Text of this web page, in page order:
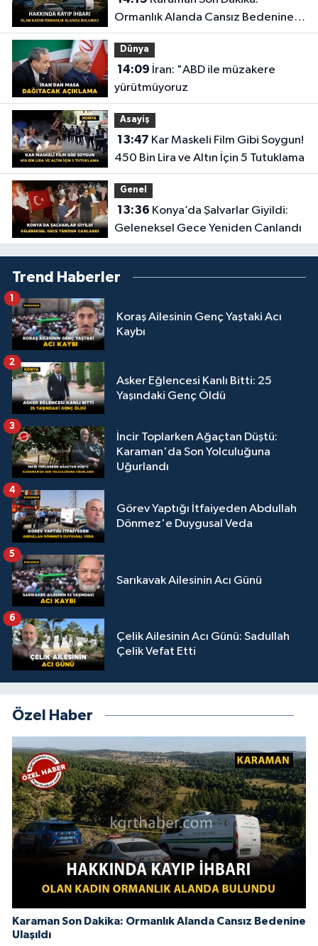
Ormanlık Alanda Cansız Bedenine
Ulaşıldı
Dünya
14:09
yürütmüyoruz
Asayiş
13:47
450 Bin Lira ve Altın İçin 5 Tutuklama
Genel
13:36
Geleneksel Gece Yeniden Canlandı
Trend Haberler
Koraş Ailesinin Genç Yaştaki Acı
Kaybı
1
Asker Eğlencesi Kanlı Bitti: 25
Yaşındaki Genç Öldü
2
İncir Toplarken Ağaçtan Düştü:
Karaman'da Son Yolculuğuna
Uğurlandı
3
Görev Yaptığı İtfaiyeden Abdullah
Dönmez'e Duygusal Veda
4
Sarıkavak Ailesinin Acı Günü
5
Çelik Ailesinin Acı Günü: Sadullah
Çelik Vefat Etti
6
Özel Haber
Karaman Son Dakika: Ormanlık Alanda Cansız Bedenine
Ulaşıldı